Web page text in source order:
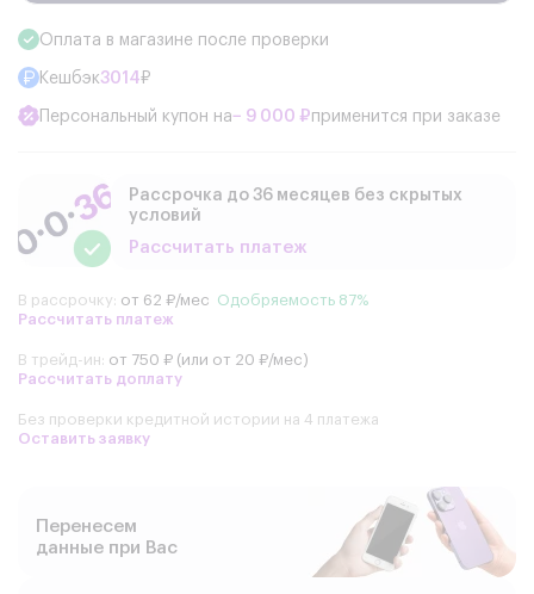
Оплата в магазине после проверки
Кешбэк3014₽
Персональный купон на− 9 000 ₽применится при заказе
Рассрочка до 36 месяцев без скрытых
условий
Рассчитать платеж
В рассрочку: от 62 ₽/мес Одобряемость 87%
Рассчитать платеж
В трейд-ин: от 750 ₽ (или от 20 ₽/мес)
Рассчитать доплату
Без проверки кредитной истории на 4 платежа
Оставить заявку
Перенесем
данные при Вас